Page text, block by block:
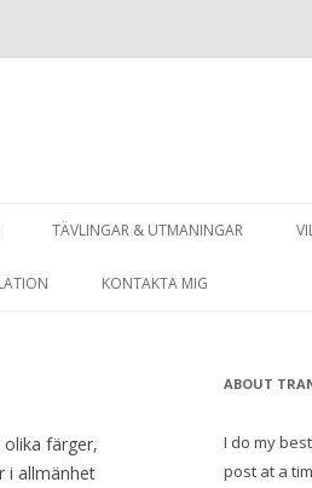
TÄVLINGAR & UTMANINGAR
KONTAKTA MIG
färger,
i allmänhet
ABOUT
I do my
post at a